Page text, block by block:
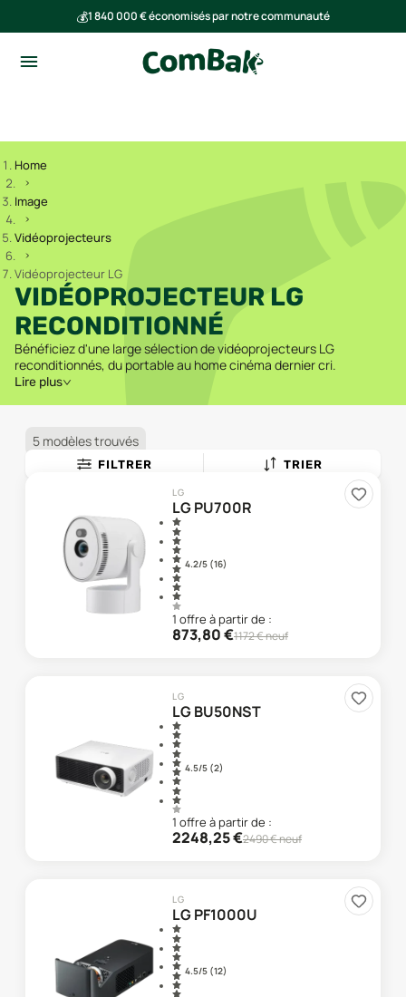
💰1 840 000 € économisés par notre communauté
Home
Image
Vidéoprojecteurs
Vidéoprojecteur LG
VIDÉOPROJECTEUR LG
RECONDITIONNÉ
Bénéficiez d'une large sélection de vidéoprojecteurs LG
reconditionnés, du portable au home cinéma dernier cri.
Lire plus
5 modèles trouvés
FILTRER TRIER
LG
LG PU700R
4.2/5 (16)
1 offre à partir de :
873,80€1172€ neuf
LG
LG BU50NST
4.5/5 (2)
1 offre à partir de :
2248,25€2490€ neuf
LG
LG PF1000U
4.5/5 (12)